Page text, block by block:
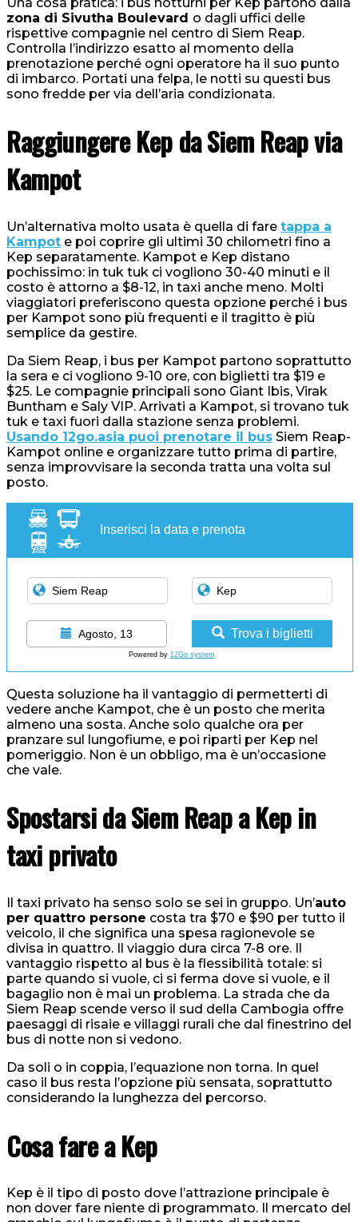
zona di Sivutha Boulevard o dagli uffici delle
rispettive compagnie nel centro di Siem Reap.
Controlla l’indirizzo esatto al momento della
prenotazione perché ogni operatore ha il suo punto
di imbarco. Portati una felpa, le notti su questi bus
sono fredde per via dell’aria condizionata.
Raggiungere Kep da Siem Reap via
Kampot
Un’alternativa molto usata è quella di fare tappa a
Kampot e poi coprire gli ultimi 30 chilometri fino a
Kep separatamente. Kampot e Kep distano
pochissimo: in tuk tuk ci vogliono 30-40 minuti e il
costo è attorno a $8-12, in taxi anche meno. Molti
viaggiatori preferiscono questa opzione perché i bus
per Kampot sono più frequenti e il tragitto è più
semplice da gestire.
Da Siem Reap, i bus per Kampot partono soprattutto
la sera e ci vogliono 9-10 ore, con biglietti tra $19 e
$25. Le compagnie principali sono Giant Ibis, Virak
Buntham e Saly VIP. Arrivati a Kampot, si trovano tuk
tuk e taxi fuori dalla stazione senza problemi.
Usando 12go.asia puoi prenotare il bus Siem Reap-
Kampot online e organizzare tutto prima di partire,
senza improvvisare la seconda tratta una volta sul
posto.
Inserisci la data e prenota
Agosto, 13 Trova i biglietti
Powered by 12Go system
Questa soluzione ha il vantaggio di permetterti di
vedere anche Kampot, che è un posto che merita
almeno una sosta. Anche solo qualche ora per
pranzare sul lungofiume, e poi riparti per Kep nel
pomeriggio. Non è un obbligo, ma è un’occasione
che vale.
Spostarsi da Siem Reap a Kep in
taxi privato
Il taxi privato ha senso solo se sei in gruppo. Un’auto
per quattro persone costa tra $70 e $90 per tutto il
veicolo, il che significa una spesa ragionevole se
divisa in quattro. Il viaggio dura circa 7-8 ore. Il
vantaggio rispetto al bus è la flessibilità totale: si
parte quando si vuole, ci si ferma dove si vuole, e il
bagaglio non è mai un problema. La strada che da
Siem Reap scende verso il sud della Cambogia offre
paesaggi di risaie e villaggi rurali che dal finestrino del
bus di notte non si vedono.
Da soli o in coppia, l’equazione non torna. In quel
caso il bus resta l’opzione più sensata, soprattutto
considerando la lunghezza del percorso.
Cosa fare a Kep
Kep è il tipo di posto dove l’attrazione principale è
non dover fare niente di programmato. Il mercato del